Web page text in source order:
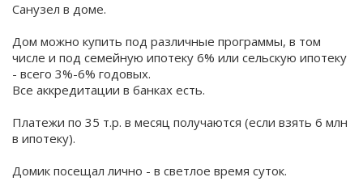
Санузел в доме.
Дом можно купить под различные программы, в том
числе и под семейную ипотеку 6% или сельскую ипотеку
- всего 3%-6% годовых.
Все аккредитации в банках есть.
Платежи по 35 т.р. в месяц получаются (если взять 6 млн
в ипотеку).
Домик посещал лично - в светлое время суток.